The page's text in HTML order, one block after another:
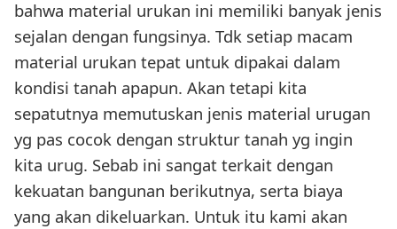
bahwa material urukan ini memiliki banyak jenis
sejalan dengan fungsinya. Tdk setiap macam
material urukan tepat untuk dipakai dalam
kondisi tanah apapun. Akan tetapi kita
sepatutnya memutuskan jenis material urugan
yg pas cocok dengan struktur tanah yg ingin
kita urug. Sebab ini sangat terkait dengan
kekuatan bangunan berikutnya, serta biaya
yang akan dikeluarkan. Untuk itu kami akan